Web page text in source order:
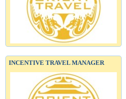
INCENTIVE TRAVEL MANAGER